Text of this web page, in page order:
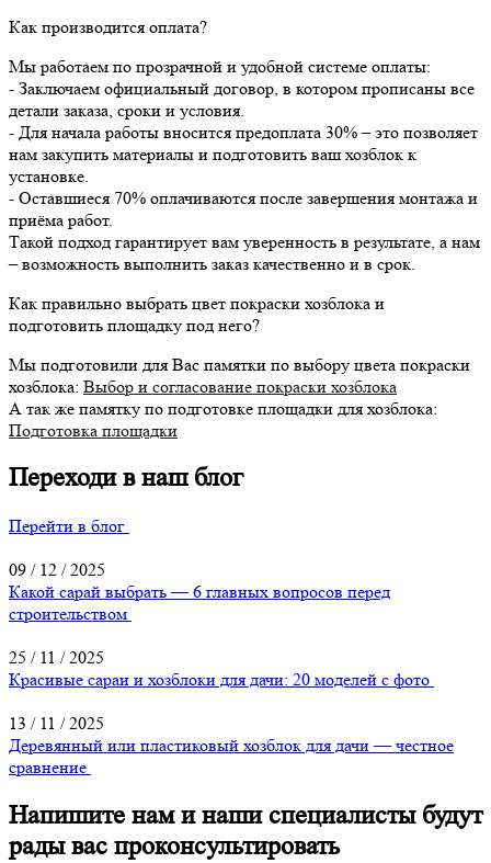
Как производится оплата?
Мы работаем по прозрачной и удобной системе оплаты:
- Заключаем официальный договор, в котором прописаны все
детали заказа, сроки и условия.
- Для начала работы вносится предоплата 30% – это позволяет
нам закупить материалы и подготовить ваш хозблок к
установке.
- Оставшиеся 70% оплачиваются после завершения монтажа и
приёма работ.
Такой подход гарантирует вам уверенность в результате, а нам
– возможность выполнить заказ качественно и в срок.
Как правильно выбрать цвет покраски хозблока и
подготовить площадку под него?
Мы подготовили для Вас памятки по выбору цвета покраски
хозблока: Выбор и согласование покраски хозблока
А так же памятку по подготовке площадки для хозблока:
Подготовка площадки
Переходи в наш блог
Перейти в блог
09 / 12 / 2025
Какой сарай выбрать — 6 главных вопросов перед
строительством
25 / 11 / 2025
Красивые сараи и хозблоки для дачи: 20 моделей с фото
13 / 11 / 2025
Деревянный или пластиковый хозблок для дачи — честное
сравнение
Напишите нам и наши специалисты будут
рады вас проконсультировать